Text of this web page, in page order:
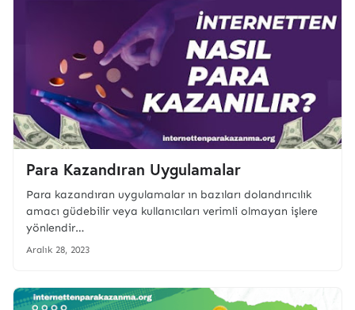
Para Kazandıran Uygulamalar
Para kazandıran uygulamalar ın bazıları dolandırıcılık
amacı güdebilir veya kullanıcıları verimli olmayan işlere
yönlendir…
Aralık 28, 2023